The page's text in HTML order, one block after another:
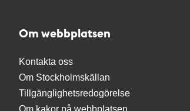
Om webbplatsen
Kontakta oss
Om Stockholmskällan
Tillgänglighetsredogörelse
Om kakor på webbplatsen